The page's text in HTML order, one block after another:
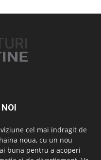
NOI
cel mai indragit de
noua, cu un nou
buna pentru a acoperi